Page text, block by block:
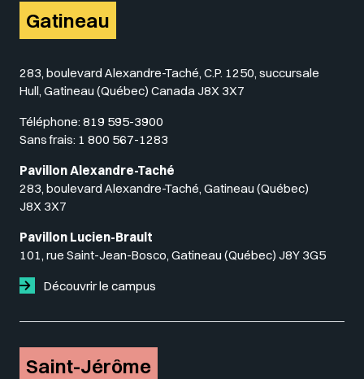
Gatineau
283, boulevard Alexandre-Taché, C.P. 1250, succursale
Hull, Gatineau (Québec) Canada J8X 3X7
Téléphone: 819 595-3900
Sans frais: 1 800 567-1283
Pavillon Alexandre-Taché
283, boulevard Alexandre-Taché, Gatineau (Québec)
J8X 3X7
Pavillon Lucien-Brault
101, rue Saint-Jean-Bosco, Gatineau (Québec) J8Y 3G5
Découvrir le campus
Saint-Jérôme